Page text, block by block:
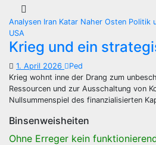
Analysen Iran Katar Naher Osten Politik
USA
Krieg und ein
1. April 2026
Ped
Krieg wohnt inne der Drang zum
Ressourcen und zur Ausschaltung von
Nullsummenspiel des finanzialisierten
Binsenweisheiten
Ohne Erreger kein